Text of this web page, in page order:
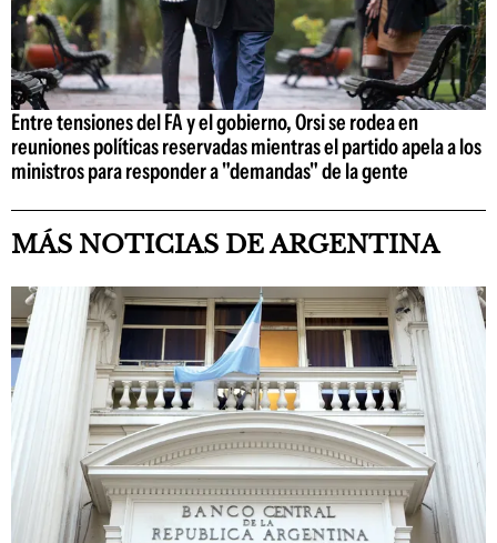
Entre tensiones del FA y el gobierno, Orsi se rodea en
reuniones políticas reservadas mientras el partido apela a los
ministros para responder a "demandas" de la gente
MÁS NOTICIAS DE ARGENTINA